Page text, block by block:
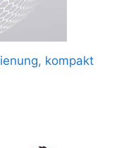
kompakt